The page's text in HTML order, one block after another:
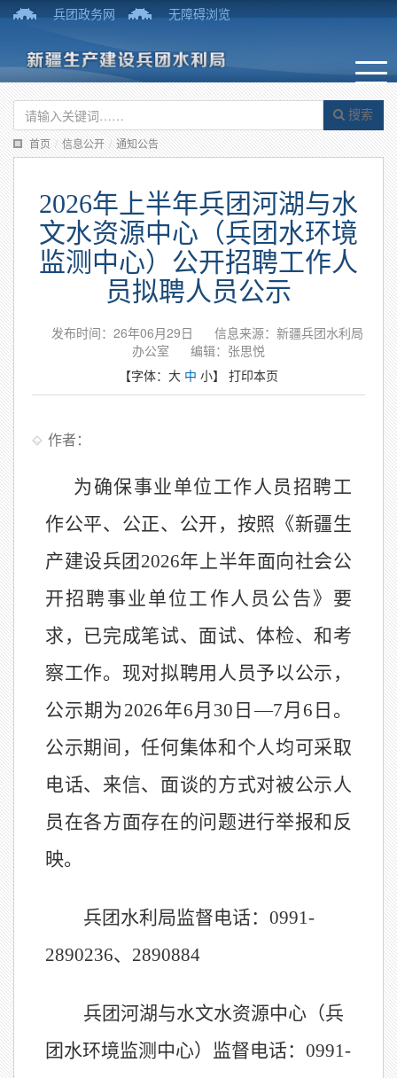
兵团政务网 无障碍浏览
搜索
首页 / 信息公开 / 通知公告
2026年上半年兵团河湖与水
文水资源中心（兵团水环境
监测中心）公开招聘工作人
员拟聘人员公示
发布时间：26年06月29日
信息来源：新疆兵团水利局
办公室
编辑：张思悦
【字体： 大 中 小】 打印本页
作者：
为确保事业单位工作人员招聘工
作公平、公正、公开，按照《新疆生
产建设兵团 2026年上半年面向社会公
开招聘事业单位工作人员公告》 要
求 ， 已完成笔试、面试、体检、和考
察工作。 现对拟聘用人员予以公示 ，
公示期 为 2026年6月 30 日—7月 6 日。
公示期间，任何集体和个人均可采取
电话、来信、 面谈的方式对被公示人
员在各方面存在的问题进行举报和反
映。
兵团水利局监督电话： 0991-
2890236、 2890884
兵团河湖与水文水资源中心（兵
团水环境监测中心）监督电话： 0991-